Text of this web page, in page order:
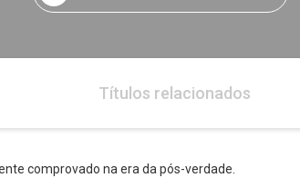
Títulos relacionados
comprovado na era da pós-verdade.